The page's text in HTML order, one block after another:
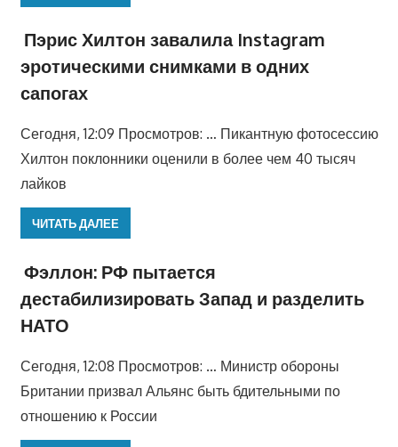
Пэрис Хилтон завалила Instagram
эротическими снимками в одних
сапогах
Сегодня, 12:09 Просмотров: … Пикантную фотосессию
Хилтон поклонники оценили в более чем 40 тысяч
лайков
ЧИТАТЬ ДАЛЕЕ
Фэллон: РФ пытается
дестабилизировать Запад и разделить
НАТО
Сегодня, 12:08 Просмотров: … Министр обороны
Британии призвал Альянс быть бдительными по
отношению к России